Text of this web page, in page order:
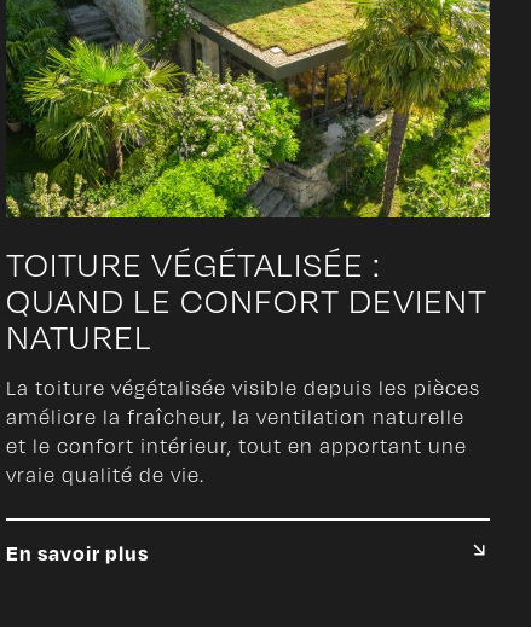
TOITURE VÉGÉTALISÉE :
QUAND LE CONFORT DEVIENT
NATUREL
La toiture végétalisée visible depuis les pièces
améliore la fraîcheur, la ventilation naturelle
et le confort intérieur, tout en apportant une
vraie qualité de vie.
En savoir plus